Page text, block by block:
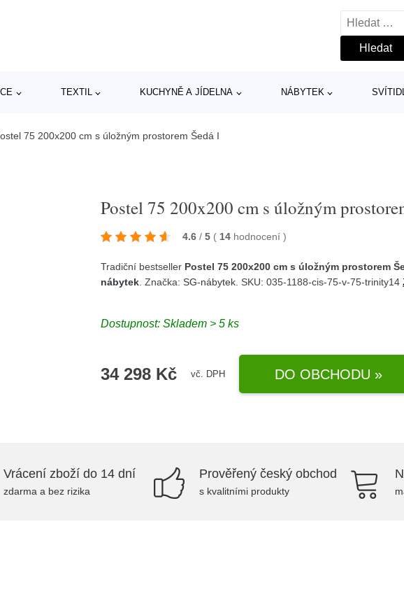
Vyhledávání
TEXTIL KUCHYNĚ A JÍDELNA NÁBYTEK
75 200x200 cm s úložným prostorem Šedá I
Postel 75 200x200 cm s úložným
4.6 / 5 ( 14 hodnocení)
Tradiční bestseller Postel 75 200x200 cm s úložným prostorem
nábytek . Značka:SG-nábytek . SKU: 035-1188-cis-75-v-75-trinity14
Dostupnost:Skladem > 5 ks
34 298 Kč vč. DPH DO OBCHODU »
Vrácení zboží do 14 dní
zdarma a bez rizika
Prověřený český obchod
s kvalitními produkty